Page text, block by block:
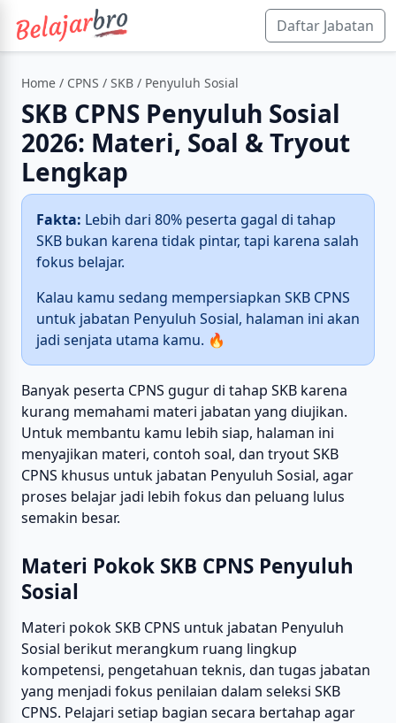
Daftar Jabatan
Home / CPNS / SKB / Penyuluh Sosial
SKB CPNS Penyuluh Sosial
2026: Materi, Soal & Tryout
Lengkap
Fakta: Lebih dari 80% peserta gagal di tahap
SKB bukan karena tidak pintar, tapi karena salah
fokus belajar.
Kalau kamu sedang mempersiapkan SKB CPNS
untuk jabatan Penyuluh Sosial, halaman ini akan
jadi senjata utama kamu. 🔥
Banyak peserta CPNS gugur di tahap SKB karena
kurang memahami materi jabatan yang diujikan.
Untuk membantu kamu lebih siap, halaman ini
menyajikan materi, contoh soal, dan tryout SKB
CPNS khusus untuk jabatan Penyuluh Sosial, agar
proses belajar jadi lebih fokus dan peluang lulus
semakin besar.
Materi Pokok SKB CPNS Penyuluh
Sosial
Materi pokok SKB CPNS untuk jabatan Penyuluh
Sosial berikut merangkum ruang lingkup
kompetensi, pengetahuan teknis, dan tugas jabatan
yang menjadi fokus penilaian dalam seleksi SKB
CPNS. Pelajari setiap bagian secara bertahap agar